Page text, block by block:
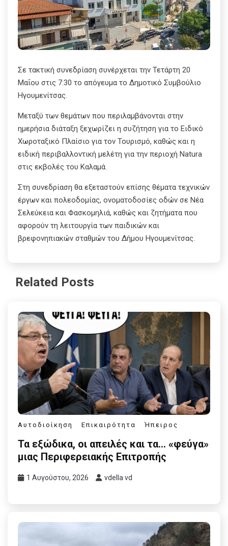
Σε τακτική συνεδρίαση συνέρχεται την Τετάρτη 20
Μαΐου στις 7:30 το απόγευμα το Δημοτικό Συμβούλιο
Ηγουμενίτσας.
Μεταξύ των θεμάτων που περιλαμβάνονται στην
ημερήσια διάταξη ξεχωρίζει η συζήτηση για το Ειδικό
Χωροταξικό Πλαίσιο για τον Τουρισμό, καθώς και η
ειδική περιβαλλοντική μελέτη για την περιοχή Natura
στις εκβολές του Καλαμά.
Στη συνεδρίαση θα εξεταστούν επίσης θέματα τεχνικών
έργων και πολεοδομίας, ονοματοδοσίες οδών σε Νέα
Σελεύκεια και Φασκομηλιά, καθώς και ζητήματα που
αφορούν τη λειτουργία των παιδικών και
βρεφονηπιακών σταθμών του Δήμου Ηγουμενίτσας.
Related Posts
Αυτοδιοίκηση Επικαιρότητα Ήπειρος
Τα εξώδικα, οι απειλές και τα… «φεύγα»
μιας Περιφερειακής Επιτροπής
1 Αυγούστου, 2026 vdella vd